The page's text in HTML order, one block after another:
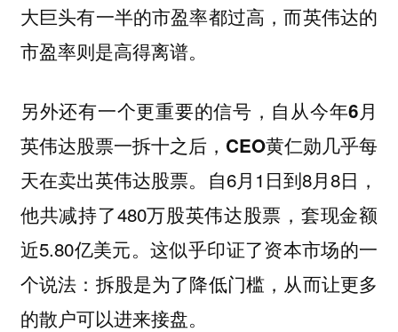
大巨头有一半的市盈率都过高，而英伟达的
市盈率则是高得离谱。
另外还有一个更重要的信号， 自从今年6月
英伟达股票一拆十之后，CEO黄仁勋几乎每
天在卖出英伟达股票。
自6月1日到8月8日，
他共减持了480万股英伟达股票，套现金额
近5.80亿美元。这似乎印证了资本市场的一
个说法：拆股是为了降低门槛，从而让更多
的散户可以进来接盘。